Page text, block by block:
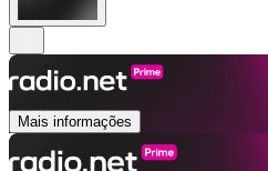
Mais informações